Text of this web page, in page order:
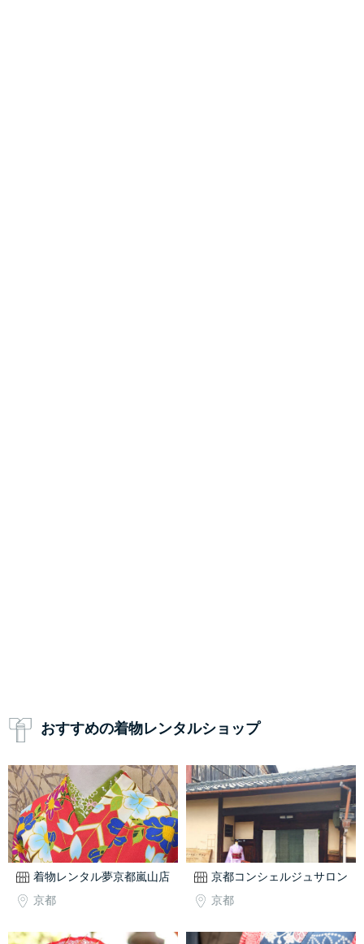
おすすめの着物レンタルショップ
着物レンタル夢京都嵐山店
京都
京都コンシェルジュサロン
京都